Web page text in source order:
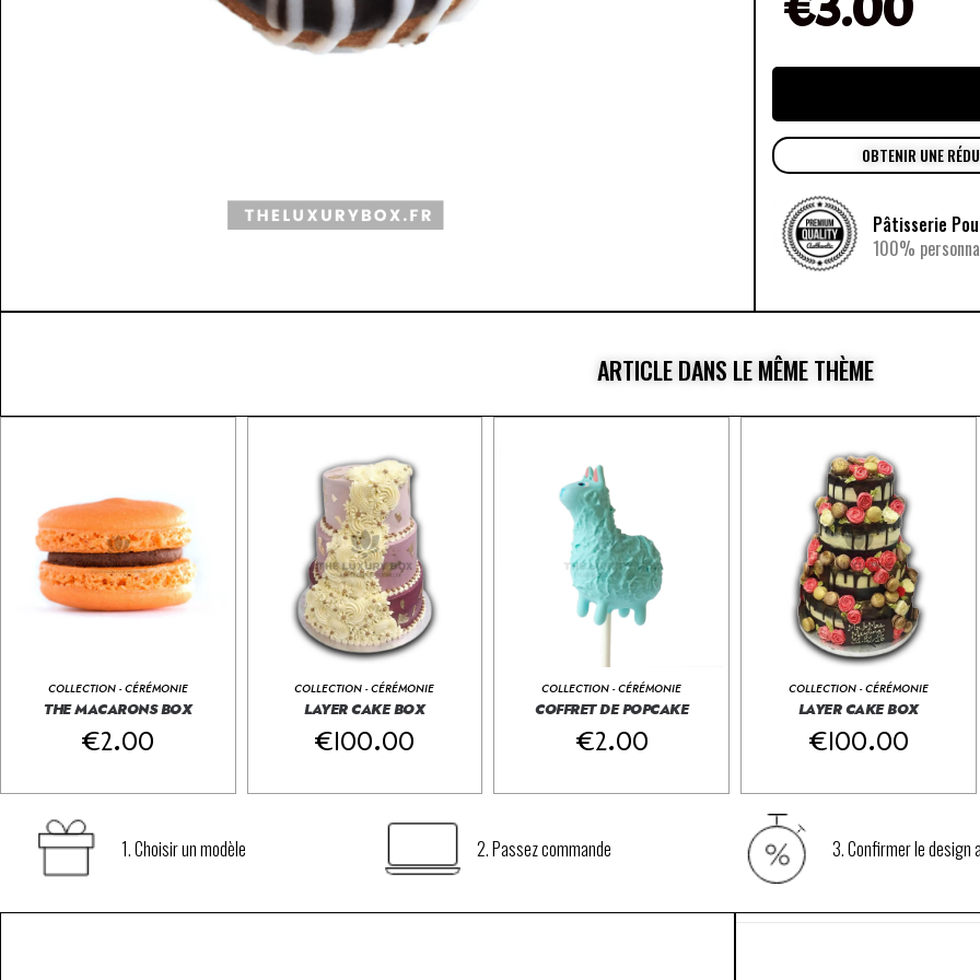
OBTENIR UNE
Pâtisserie
100%
ARTICLE DANS LE MÊME THÈME
COLLECTION - CÉRÉMONIE
THE MACARONS BOX
€2.00
COLLECTION - CÉRÉMONIE
LAYER CAKE BOX
€100.00
COLLECTION - CÉRÉMONIE
COFFRET DE POPCAKE
€2.00
COLLECTION - CÉRÉMONIE
LAYER CAKE BOX
€100.00
The Donuts Box

The Donuts Box

1. Choisir un modèle 2. Passez commande 3. Confirmer le design